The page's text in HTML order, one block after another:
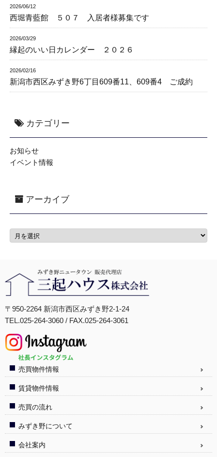
2026/06/12
西堀青藍館 ５０７ 入居者様募集です
2026/03/29
縁起のいい日カレンダー ２０２６
2026/02/16
新潟市西区みずき野6丁目609番11、609番4 ご成約
カテゴリー
お知らせ
イベント情報
アーカイブ
〒950-2264 新潟市西区みずき野2-1-24
TEL.025-264-3060 / FAX.025-264-3061
売買物件情報
賃貸物件情報
売買の流れ
みずき野について
会社案内